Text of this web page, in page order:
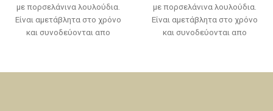
με πορσελάνινα λουλούδια.
Είναι αμετάβλητα στο χρόνο
και συνοδεύονται απο
σε ειδική συσκευασία δεμένα
με πορσελάνινα λουλούδια.
Είναι αμετάβλητα στο χρόνο
και συνοδεύονται απο
σε ειδική συσκευασία δεμένα